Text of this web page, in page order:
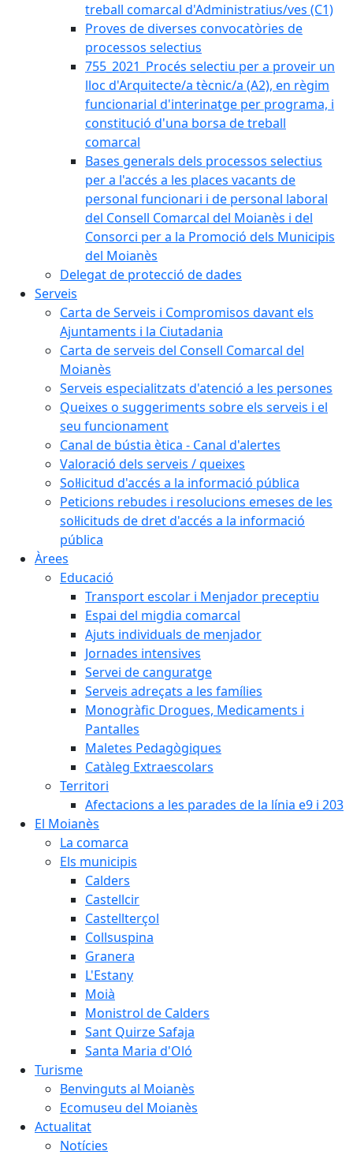
treball comarcal d'Administratius/ves (C1)
Proves de diverses convocatòries de
processos selectius
755_2021_Procés selectiu per a proveir un
lloc d'Arquitecte/a tècnic/a (A2), en règim
funcionarial d'interinatge per programa, i
constitució d'una borsa de treball
comarcal
Bases generals dels processos selectius
per a l'accés a les places vacants de
personal funcionari i de personal laboral
del Consell Comarcal del Moianès i del
Consorci per a la Promoció dels Municipis
del Moianès
Delegat de protecció de dades
Serveis
Carta de Serveis i Compromisos davant els
Ajuntaments i la Ciutadania
Carta de serveis del Consell Comarcal del
Moianès
Serveis especialitzats d'atenció a les persones
Queixes o suggeriments sobre els serveis i el
seu funcionament
Canal de bústia ètica - Canal d'alertes
Valoració dels serveis / queixes
Sol·licitud d'accés a la informació pública
Peticions rebudes i resolucions emeses de les
sol·licituds de dret d'accés a la informació
pública
Àrees
Educació
Transport escolar i Menjador preceptiu
Espai del migdia comarcal
Ajuts individuals de menjador
Jornades intensives
Servei de canguratge
Serveis adreçats a les famílies
Monogràfic Drogues, Medicaments i
Pantalles
Maletes Pedagògiques
Catàleg Extraescolars
Territori
Afectacions a les parades de la línia e9 i 203
El Moianès
La comarca
Els municipis
Calders
Castellcir
Castellterçol
Collsuspina
Granera
L'Estany
Moià
Monistrol de Calders
Sant Quirze Safaja
Santa Maria d'Oló
Turisme
Benvinguts al Moianès
Ecomuseu del Moianès
Actualitat
Notícies